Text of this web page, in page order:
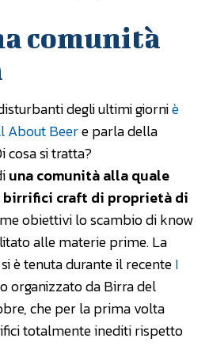
comunità
degli ultimi giorniè
About Beere parla della
cosa si tratta?
una comunità alla quale
birrifici craft di proprietà di
obiettivi lo scambio di know
alle materie prime. La
è tenuta durante il recenteI
organizzato da Birra del
che per la prima volta
totalmente inediti rispetto